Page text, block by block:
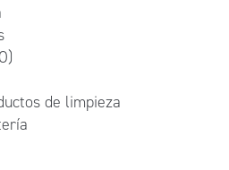
de limpieza